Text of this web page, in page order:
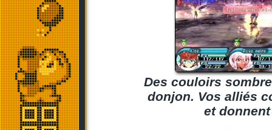
Des couloirs
donjon. Vos alliés
et